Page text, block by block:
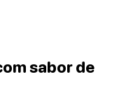
sabor de